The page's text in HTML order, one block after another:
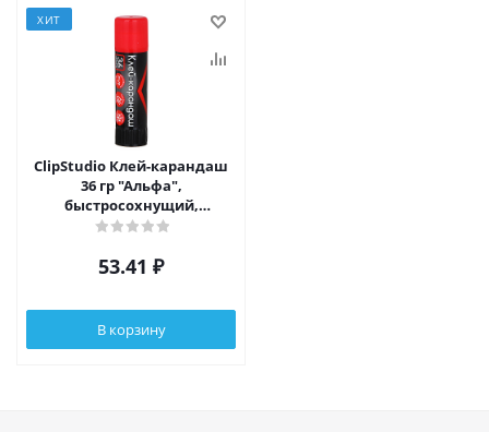
ХИТ
ClipStudio Клей-карандаш
36 гр "Альфа",
быстросохнущий,
улучшенная формула на
53.41 ₽
В корзину